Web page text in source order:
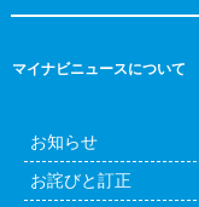
マイナビニュースについて
お知らせ
お詫びと訂正